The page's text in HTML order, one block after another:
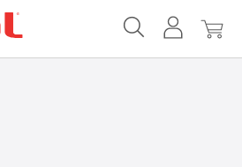
MonMon